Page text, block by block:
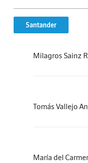
Santander
Milagros Sainz
Tomás Vallejo
María del